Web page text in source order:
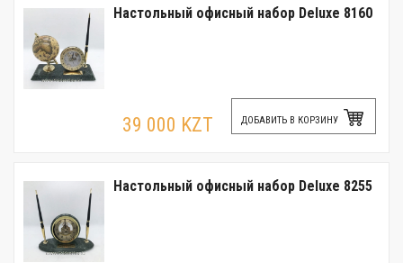
Настольный офисный набор Deluxe 8160
39 000 KZT ДОБАВИТЬ В КОРЗИНУ
Настольный офисный набор Deluxe 8255